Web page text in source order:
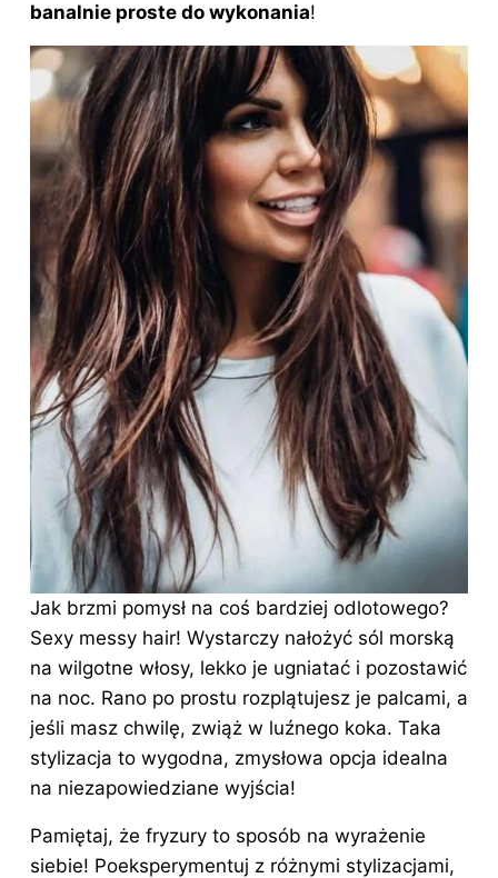
banalnie proste do wykonania!
Jak brzmi pomysł na coś bardziej odlotowego?
Sexy messy hair! Wystarczy nałożyć sól morską
na wilgotne włosy, lekko je ugniatać i pozostawić
na noc. Rano po prostu rozplątujesz je palcami, a
jeśli masz chwilę, zwiąż w luźnego koka. Taka
stylizacja to wygodna, zmysłowa opcja idealna
na niezapowiedziane wyjścia!
Pamiętaj, że fryzury to sposób na wyrażenie
siebie! Poeksperymentuj z różnymi stylizacjami,